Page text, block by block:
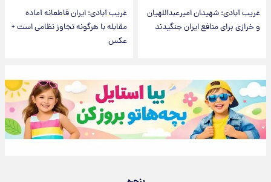
غریب آبادی: شهیدان امیرعبداللهیان
و خرازی برای منافع ایران جنگیدند
غریب آبادی: ایران قاطعانه آماده
مقابله با هرگونه تجاوز نظامی است +
عکس